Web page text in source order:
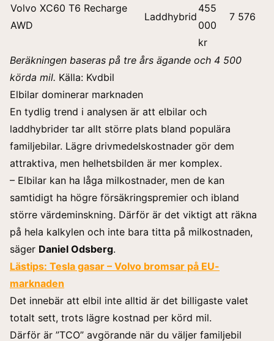
Volvo XC60 T6 Recharge
AWD
Laddhybrid
455
000
kr
7 576
Beräkningen baseras på tre års ägande och 4 500
körda mil. Källa: Kvdbil
Elbilar dominerar marknaden
En tydlig trend i analysen är att elbilar och
laddhybrider tar allt större plats bland populära
familjebilar. Lägre drivmedelskostnader gör dem
attraktiva, men helhetsbilden är mer komplex.
– Elbilar kan ha låga milkostnader, men de kan
samtidigt ha högre försäkringspremier och ibland
större värdeminskning. Därför är det viktigt att räkna
på hela kalkylen och inte bara titta på milkostnaden,
säger Daniel Odsberg.
Lästips: Tesla gasar – Volvo bromsar på EU-
marknaden
Det innebär att elbil inte alltid är det billigaste valet
totalt sett, trots lägre kostnad per körd mil.
Därför är ”TCO” avgörande när du väljer familjebil